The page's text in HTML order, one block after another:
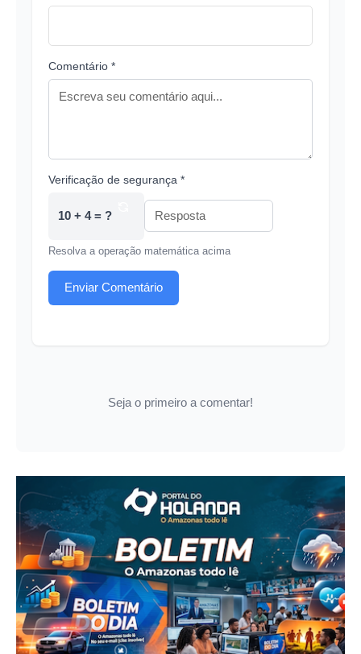
Comentário *
Verificação de segurança *
10 + 4 = ?
Resolva a operação matemática acima
Enviar Comentário
Seja o primeiro a comentar!